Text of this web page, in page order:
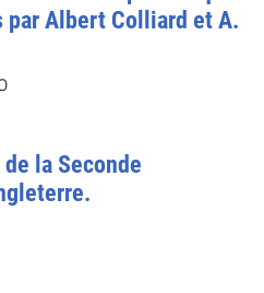
par Albert Colliard et A.
la Seconde